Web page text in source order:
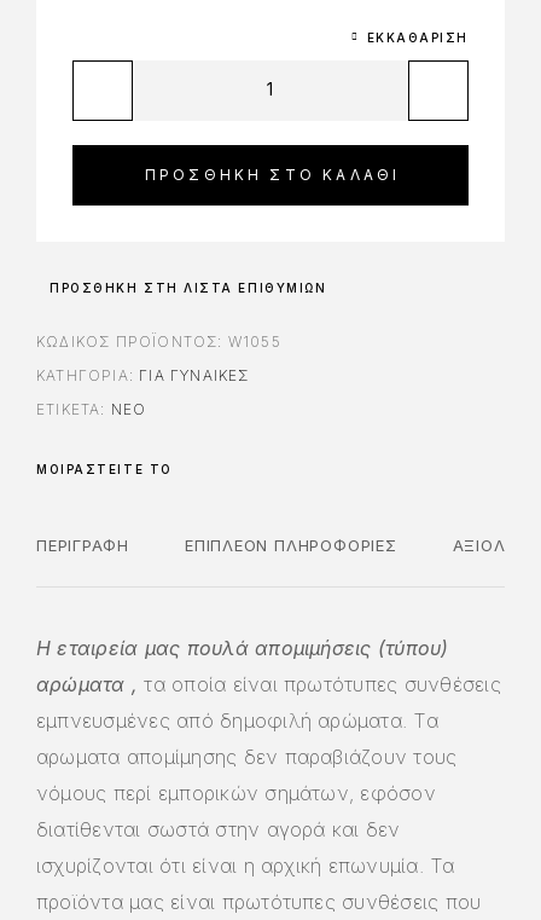
ΕΚΚΑΘΆΡΙΣΗ
ΠΡΟΣΘΉΚΗ ΣΤΟ ΚΑΛΆΘΙ
ΠΡΟΣΘΉΚΗ ΣΤΗ ΛΊΣΤΑ ΕΠΙΘΥΜΙΏΝ
ΚΩΔΙΚΌΣ ΠΡΟΪΌΝΤΟΣ: W1055
ΚΑΤΗΓΟΡΊΑ: ΓΙΑ ΓΥΝΑΊΚΕΣ
ΕΤΙΚΈΤΑ: ΝΈΟ
ΜΟΙΡΑΣΤΕΊΤΕ ΤΟ
ΠΕΡΙΓΡΑΦΉ ΕΠΙΠΛΈΟΝ ΠΛΗΡΟΦΟΡΊΕΣ
Η εταιρεία μας πουλά απομιμήσεις (τύπου)
αρώματα , τα οποία είναι πρωτότυπες συνθέσεις
εμπνευσμένες από δημοφιλή αρώματα. Τα
αρωματα απομίμησης δεν παραβιάζουν τους
νόμους περί εμπορικών σημάτων, εφόσον
διατίθενται σωστά στην αγορά και δεν
ισχυρίζονται ότι είναι η αρχική επωνυμία. Τα
προϊόντα μας είναι πρωτότυπες συνθέσεις που